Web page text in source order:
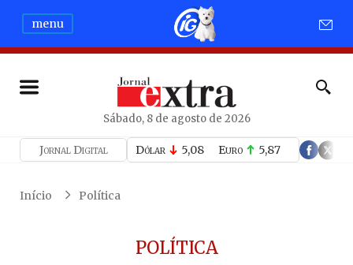
menu
Sábado, 8 de agosto de 2026
Jornal Digital Dólar 5,08 Euro 5,87
Início Política
POLÍTICA